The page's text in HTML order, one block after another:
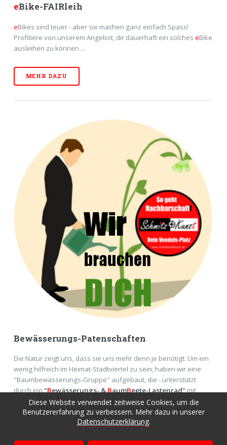
eBike-FAIRleih
eBikes sind teuer - aber sie machen ganz einfach Spass!
Profitiere von unserem Angebot, dir dauerhaft ein solches eBike
ausleihen zu können ...
MEHR DAZU
Bewässerungs-Patenschaften
Die Natur zeigt uns, dass sie uns mehr denn je benötigt. Um ein
wenig hilfreich im Heimat-Stadtviertel zu sein, haben wir eine
"Baumbewässerungs-Gruppe" aufgebaut, die - unterstützt
durch ein"Bewässerungs- &BaumBeete-Lastenrad"mit
Equipment derRheinEnergie- in Köln Bäume in den heißen
Monaten giesst ...
MEHR DAZU
Diese Website verwendet zeitweise Cookies, um die
Benutzererfahrung zu verbessern. Mehr dazu in unserer
Datenschutzerklärung.